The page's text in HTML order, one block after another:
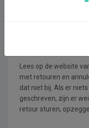
Lees op de website
met retouren en
dat niet bij. Als er
geschreven, zijn er
retour sturen,